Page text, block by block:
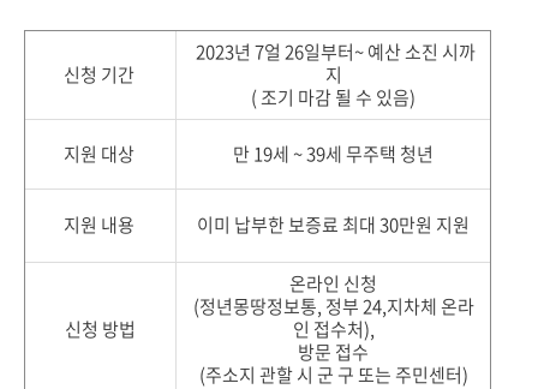
신청 기간
2023년 7얼 26일부터~ 예산 소진 시까
지
( 조기 마감 될 수 있음)
지원 대상 만 19세 ~ 39세 무주택 청년
지원 내용 이미 납부한 보증료 최대 30만원 지원
신청 방법
온라인 신청
(정년몽땅정보통, 정부 24,지차체 온라
인 접수처),
방문 접수
(주소지 관할 시 군 구 또는 주민센터)